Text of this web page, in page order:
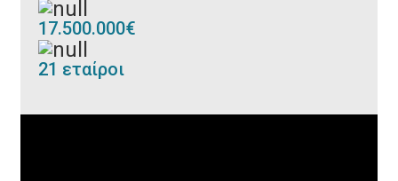
17.500.000€
21 εταίροι